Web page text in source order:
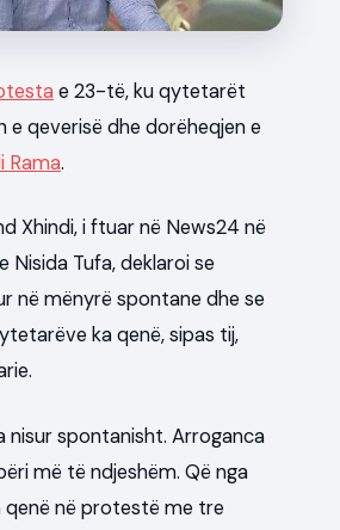
e 23-të, ku qytetarët
e qeverisë dhe dorëheqjen e
Rama.
Xhindi, i ftuar në News24 në
Nisida Tufa, deklaroi se
në mënyrë spontane dhe se
ka qenë, sipas tij,
nisur spontanisht. Arroganca
më të ndjeshëm. Që nga
qenë në protestë me tre